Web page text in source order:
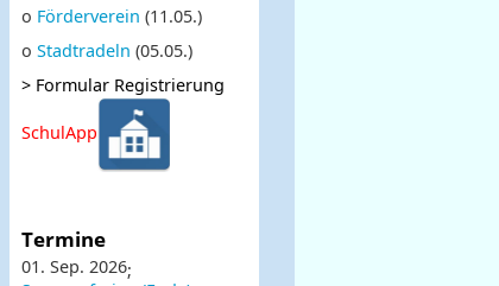
o Förderverein (11.05.)
o Stadtradeln (05.05.)
> Formular Registrierung
SchulApp
Termine
01. Sep. 2026;